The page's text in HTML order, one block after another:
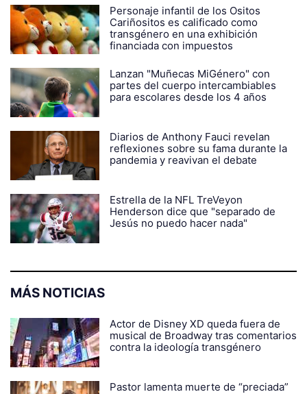
Personaje infantil de los Ositos
Cariñositos es calificado como
transgénero en una exhibición
financiada con impuestos
Lanzan "Muñecas MiGénero" con
partes del cuerpo intercambiables
para escolares desde los 4 años
Diarios de Anthony Fauci revelan
reflexiones sobre su fama durante la
pandemia y reavivan el debate
Estrella de la NFL TreVeyon
Henderson dice que "separado de
Jesús no puedo hacer nada"
MÁS NOTICIAS
Actor de Disney XD queda fuera de
musical de Broadway tras comentarios
contra la ideología transgénero
Pastor lamenta muerte de “preciada”